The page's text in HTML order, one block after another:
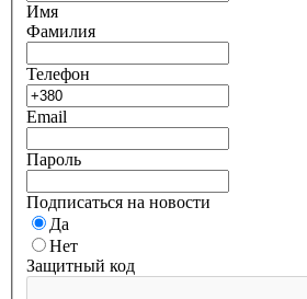
Имя
Фамилия
Телефон
Email
Пароль
Подписаться на новости
Да
Нет
Защитный код